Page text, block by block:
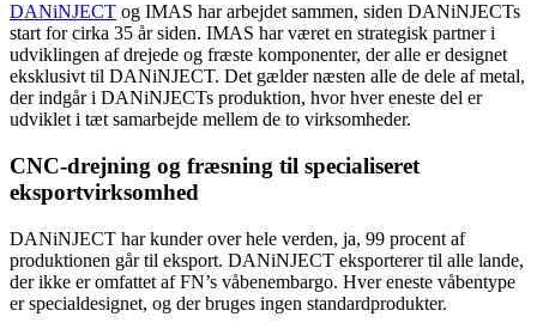
DANiNJECT og IMAS har arbejdet sammen, siden DANiNJECTs
start for cirka 35 år siden. IMAS har været en strategisk partner i
udviklingen af drejede og fræste komponenter, der alle er designet
eksklusivt til DANiNJECT. Det gælder næsten alle de dele af metal,
der indgår i DANiNJECTs produktion, hvor hver eneste del er
udviklet i tæt samarbejde mellem de to virksomheder.
CNC-drejning og fræsning til specialiseret
eksportvirksomhed
DANiNJECT har kunder over hele verden, ja, 99 procent af
produktionen går til eksport. DANiNJECT eksporterer til alle lande,
der ikke er omfattet af FN’s våbenembargo. Hver eneste våbentype
er specialdesignet, og der bruges ingen standardprodukter.